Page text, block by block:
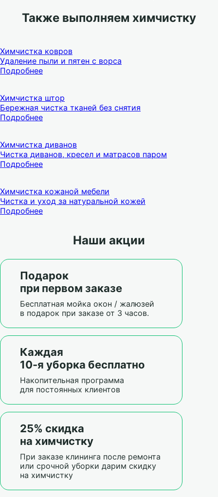
Также выполняем химчистку
Химчистка ковров
Удаление пыли и пятен с ворса
Подробнее
Химчистка штор
Бережная чистка тканей без снятия
Подробнее
Химчистка диванов
Чистка диванов, кресел и матрасов паром
Подробнее
Химчистка кожаной мебели
Чистка и уход за натуральной кожей
Подробнее
Наши акции
Подарок
при первом заказе
Бесплатная мойка окон / жалюзей
в подарок при заказе от 3 часов.
Каждая
10-я уборка бесплатно
Накопительная программа
для постоянных клиентов
25% скидка
на химчистку
При заказе клининга после ремонта
или срочной уборки дарим скидку
на химчистку